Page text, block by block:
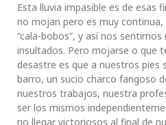
Esta lluvia impasible es de esas
no mojan pero es muy continua,
“cala-bobos”, y así nos
insultados. Pero mojarse o que
desastre es que a nuestros pies
barro, un sucio charco fangoso
nuestros trabajos, nuestra
ser los mismos
no llegar victoriosos al final de